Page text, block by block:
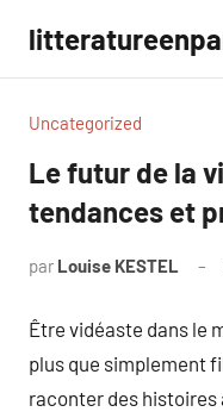
contenu
Uncategorized
Le futur de la
tendances et
par Louise KESTEL
Être vidéaste dans le
plus que simplement
raconter des